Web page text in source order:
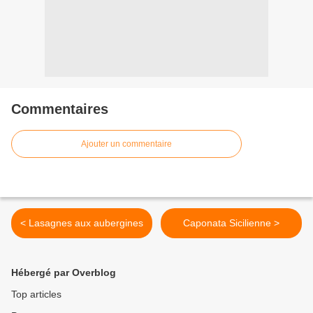
Commentaires
Ajouter un commentaire
< Lasagnes aux aubergines Caponata Sicilienne >
Hébergé par Overblog
Top articles